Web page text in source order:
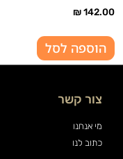
₪142.00
הוספה לסל
צור קשר
מי אנחנו
כתוב לנו